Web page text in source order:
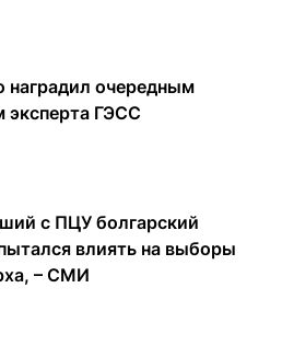
наградил очередным
эксперта ГЭСС
с ПЦУ болгарский
влиять на выборы
– СМИ